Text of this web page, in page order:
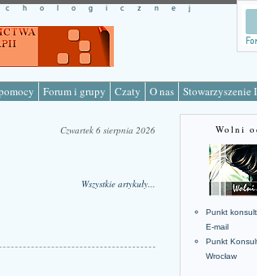
Forum i grupy Czaty O nas Stowarzyszenie
Czwartek 6 sierpnia 2026
Wszystkie artykuły...
Wolni
Punkt
E-mail
Punkt
Wrocław